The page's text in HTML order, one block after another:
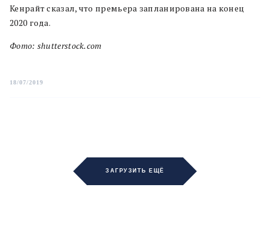
Кенрайт сказал, что премьера запланирована на конец
2020 года.
Фото: shutterstock.com
18/07/2019
ЗАГРУЗИТЬ ЕЩЁ